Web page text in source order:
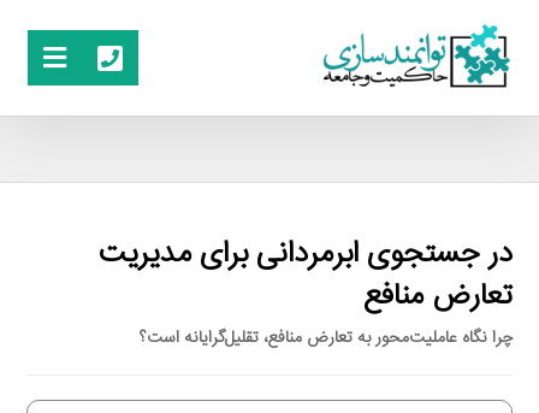
در جستجوی ابرمردانی برای مدیریت
تعارض منافع
چرا نگاه عاملیت‌محور به تعارض منافع، تقلیل‌گرایانه است؟